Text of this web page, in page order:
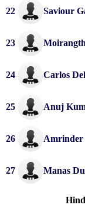
22 Saviour
23
24 Carlos
25 Anuj
26 Amrinder
27 Manas